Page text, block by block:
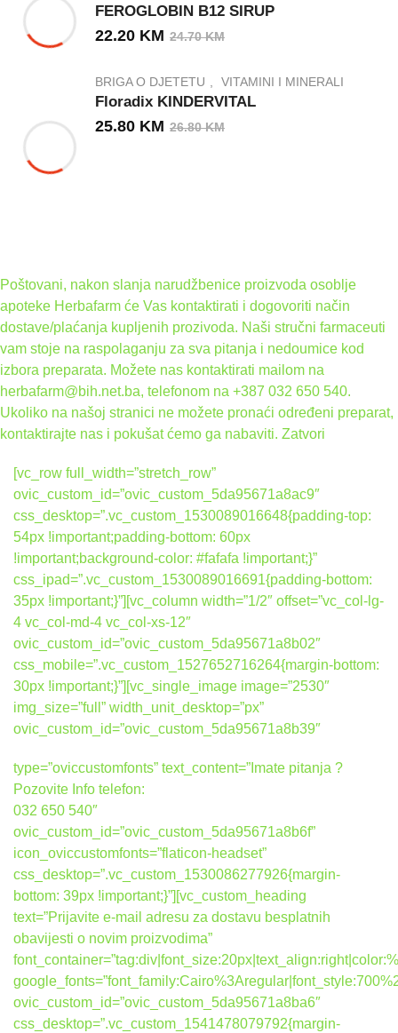
FEROGLOBIN B12 SIRUP
24.70KM
22.20 KM
BRIGA O DJETETU VITAMINI I MINERALI
Floradix KINDERVITAL
26.80KM
25.80 KM
Poštovani, nakon slanja narudžbenice proizvoda osoblje
apoteke Herbafarm će Vas kontaktirati i dogovoriti način
dostave/plaćanja kupljenih prozivoda. Naši stručni farmaceuti
vam stoje na raspolaganju za sva pitanja i nedoumice kod
izbora preparata. Možete nas kontaktirati mailom na
herbafarm@bih.net.ba, telefonom na +387 032 650 540.
Ukoliko na našoj stranici ne možete pronaći određeni preparat,
kontaktirajte nas i pokušat ćemo ga nabaviti. Zatvori
[vc_row full_width=”stretch_row”
ovic_custom_id=”ovic_custom_5da95671a8ac9″
css_desktop=”.vc_custom_1530089016648{padding-top:
54px !important;padding-bottom: 60px
!important;background-color: #fafafa !important;}”
css_ipad=”.vc_custom_1530089016691{padding-bottom:
35px !important;}”][vc_column width=”1/2″ offset=”vc_col-lg-
4 vc_col-md-4 vc_col-xs-12″
ovic_custom_id=”ovic_custom_5da95671a8b02″
css_mobile=”.vc_custom_1527652716264{margin-bottom:
30px !important;}”][vc_single_image image=”2530″
img_size=”full” width_unit_desktop=”px”
ovic_custom_id=”ovic_custom_5da95671a8b39″
type=”oviccustomfonts” text_content=”Imate pitanja ?
Pozovite Info telefon:
032 650 540″
ovic_custom_id=”ovic_custom_5da95671a8b6f”
icon_oviccustomfonts=”flaticon-headset”
css_desktop=”.vc_custom_1530086277926{margin-
bottom: 39px !important;}”][vc_custom_heading
text=”Prijavite e-mail adresu za dostavu besplatnih
obavijesti o novim proizvodima”
ovic_custom_id=”ovic_custom_5da95671a8ba6″
css_desktop=”.vc_custom_1541478079792{margin-